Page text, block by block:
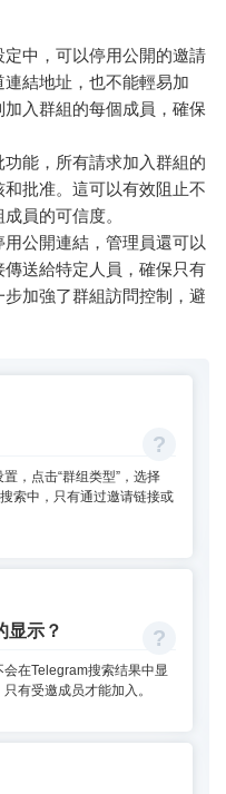
定中，可以停用公開的邀請
結地址，也不能輕易加
入群組的每個成員，確保
功能，所有請求加入群組的
批准。這可以有效阻止不
員的可信度。
用公開連結，管理員還可以
送給特定人員，確保只有
加強了群組訪問控制，避
，点击“群组类型”，选择
索中，只有通过邀请链接或
显示？
在Telegram搜索结果中显
有受邀成员才能加入。